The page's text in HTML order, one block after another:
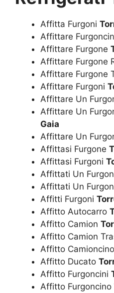
Affitta Furgoni
Affittare
Affittare Furgone
Affittare Furgone
Affittare Furgone
Affittare Furgoni
Affittare Un
Affittare Un
Gaia
Affittare Un
Affittasi Furgone
Affittasi Furgoni
Affittati Un
Affittati Un
Affitti Furgoni
Affitto Autocarro
Affitto Camion
Affitto Camion
Affitto Camioncino
Affitto Ducato
Affitto Furgoncini
Affitto Furgoncino